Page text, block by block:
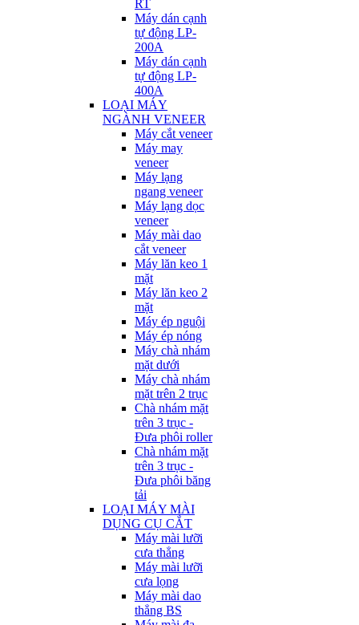
RT
Máy dán cạnh
tự động LP-
200A
Máy dán cạnh
tự động LP-
400A
LOẠI MÁY
NGÀNH VENEER
Máy cắt veneer
Máy may
veneer
Máy lạng
ngang veneer
Máy lạng dọc
veneer
Máy mài dao
cắt veneer
Máy lăn keo 1
mặt
Máy lăn keo 2
mặt
Máy ép nguội
Máy ép nóng
Máy chà nhám
mặt dưới
Máy chà nhám
mặt trên 2 trục
Chà nhám mặt
trên 3 trục -
Đưa phôi roller
Chà nhám mặt
trên 3 trục -
Đưa phôi băng
tải
LOẠI MÁY MÀI
DỤNG CỤ CẮT
Máy mài lưỡi
cưa thẳng
Máy mài lưỡi
cưa lọng
Máy mài dao
thẳng BS